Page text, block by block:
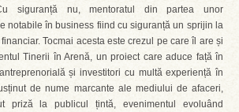
siguranță nu, mentoratul din partea unor
notabile în business fiind cu siguranță un sprijin la
Tocmai acesta este crezul pe care îl are și
Tinerii în Arenă, un proiect care aduce față în
și investitori cu multă experiență în
de nume marcante ale mediului de afaceri,
priză la publicul țintă, evenimentul evoluând